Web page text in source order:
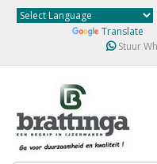
Translate
Stuur